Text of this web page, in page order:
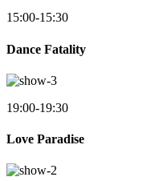
15:00-15:30
Dance Fatality
19:00-19:30
Love Paradise